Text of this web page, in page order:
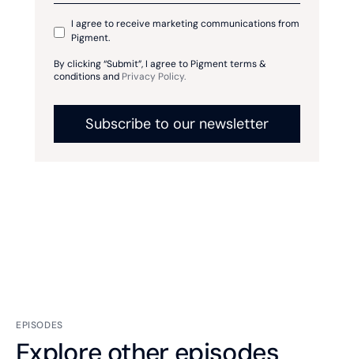
I agree to receive marketing communications from
Pigment.
By clicking “Submit”, I agree to Pigment terms &
conditions and Privacy Policy.
EPISODES